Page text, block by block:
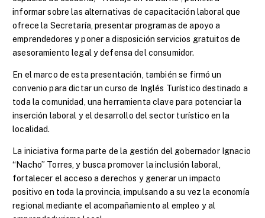
informar sobre las alternativas de capacitación laboral que
ofrece la Secretaría, presentar programas de apoyo a
emprendedores y poner a disposición servicios gratuitos de
asesoramiento legal y defensa del consumidor.
En el marco de esta presentación, también se firmó un
convenio para dictar un curso de Inglés Turístico destinado a
toda la comunidad, una herramienta clave para potenciar la
inserción laboral y el desarrollo del sector turístico en la
localidad.
La iniciativa forma parte de la gestión del gobernador Ignacio
“Nacho” Torres, y busca promover la inclusión laboral,
fortalecer el acceso a derechos y generar un impacto
positivo en toda la provincia, impulsando a su vez la economía
regional mediante el acompañamiento al empleo y al